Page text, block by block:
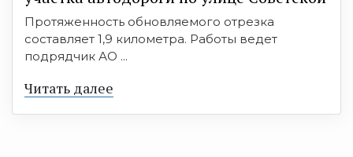
Протяженность обновляемого отрезка
составляет 1,9 километра. Работы ведет
подрядчик АО ...
Читать далее